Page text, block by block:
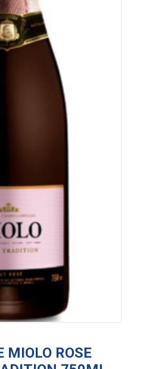
MIOLO ROSE